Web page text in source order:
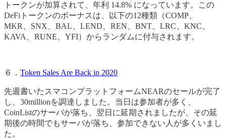
トークンが加算されて、年利 14.8% になっています。この
DeFiトークンのボーナスは、以下の12種類（COMP、
MKR、SNX、BAL、LEND、REN、BNT、LRC、KNC、
KAVA、RUNE、YFI）からランダムに付与されます。
６． Token Sales Are Back in 2020
先週書いたスマコンプラットフォームNEARのセールが完了
し、30millionを調達しました。当日は参加者が多く、
CoinListのサーバが落ち、翌日に延期されましたが、その延
期後の時間でもサーバが落ち、参加できない人が多くいまし
た。